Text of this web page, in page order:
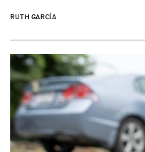
RUTH GARCÍA